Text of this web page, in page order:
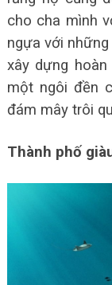
cho cha mình
ngựa với
xây dựng
một ngôi đền
đám mây trôi
Thành phố